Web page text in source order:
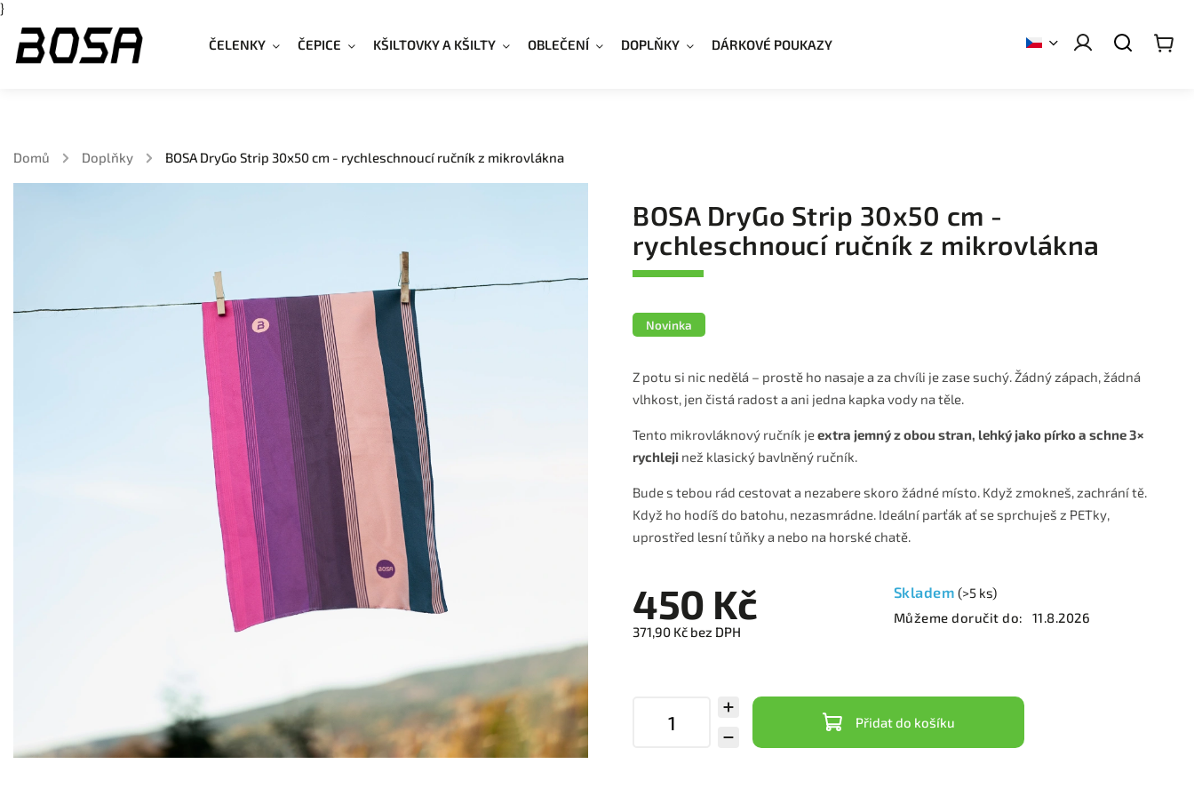
}
ČELENKY ČEPICE KŠILTOVKY A KŠILTY OBLEČENÍ DOPLŇKY DÁRKOVÉ POUKAZY
Domů / Doplňky / BOSA DryGo Strip 30x50 cm - rychleschnoucí ručník z mikrovlákna
BOSA DryGo Strip 30x50 cm -
rychleschnoucí ručník z mikrovlákna
Z potu si nic nedělá – prostě ho nasaje a za chvíli je zase suchý. Žádný zápach, žádná
vlhkost, jen čistá radost a ani jedna kapka vody na těle.
Tento mikrovláknový ručník jeextra jemný z obou stran, lehký jako pírko a schne 3×
rychleji než klasický bavlněný ručník.
Bude s tebou rád cestovat a nezabere skoro žádné místo. Když zmokneš, zachrání tě.
Když ho hodíš do batohu, nezasmrádne. Ideální parťák ať se sprchuješ z PETky,
uprostřed lesní tůňky a nebo na horské chatě.
Novinka
450 Kč
371,90 Kč bez DPH
Skladem (>5 ks)
Můžeme doručit do:
11.8.2026
Přidat do košíku